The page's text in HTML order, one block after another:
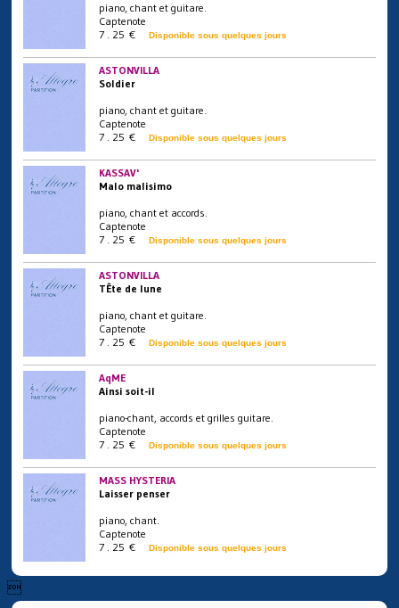
piano, chant et guitare.
Captenote
7 . 25 €
Disponible sous quelques jours
ASTONVILLA
Soldier
piano, chant et guitare.
Captenote
7 . 25 €
Disponible sous quelques jours
KASSAV'
Malo malisimo
piano, chant et accords.
Captenote
7 . 25 €
Disponible sous quelques jours
ASTONVILLA
TÊte de lune
piano, chant et guitare.
Captenote
7 . 25 €
Disponible sous quelques jours
AqME
Ainsi soit-il
piano-chant, accords et grilles guitare.
Captenote
7 . 25 €
Disponible sous quelques jours
MASS HYSTERIA
Laisser penser
piano, chant.
Captenote
7 . 25 €
Disponible sous quelques jours
